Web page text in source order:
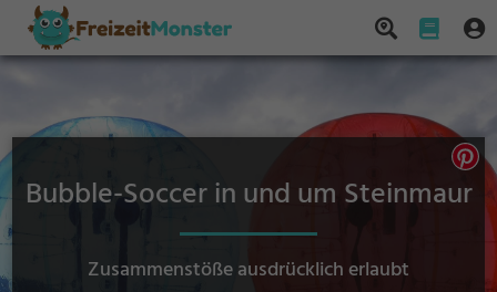
Bubble-Soccer in und um Steinmaur
Zusammenstöße ausdrücklich erlaubt